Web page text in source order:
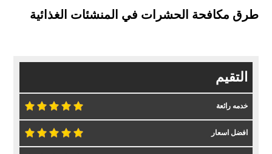
طرق مكافحة الحشرات في المنشئات الغذائية
التقيم
خدمه رائعة
افضل اسعار